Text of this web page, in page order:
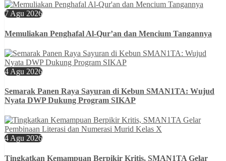
7 Agu 2026
Memuliakan Penghafal Al-Qur’an dan Mencium Tangannya
4 Agu 2026
Semarak Panen Raya Sayuran di Kebun SMAN1TA: Wujud
Nyata DWP Dukung Program SIKAP
4 Agu 2026
Tingkatkan Kemampuan Berpikir Kritis, SMAN1TA Gelar